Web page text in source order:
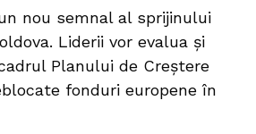
nou semnal al sprijinului
Liderii vor evalua și
Planului de Creștere
fonduri europene în